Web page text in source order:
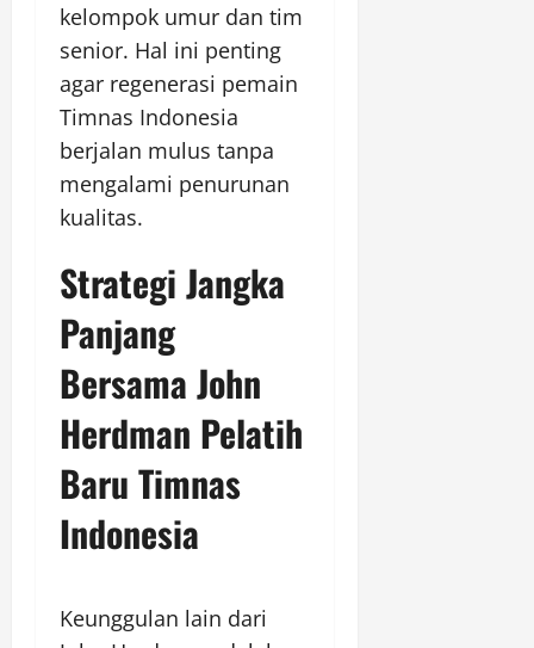
kelompok umur dan tim
senior. Hal ini penting
agar regenerasi pemain
Timnas Indonesia
berjalan mulus tanpa
mengalami penurunan
kualitas.
Strategi Jangka
Panjang
Bersama John
Herdman Pelatih
Baru Timnas
Indonesia
Keunggulan lain dari